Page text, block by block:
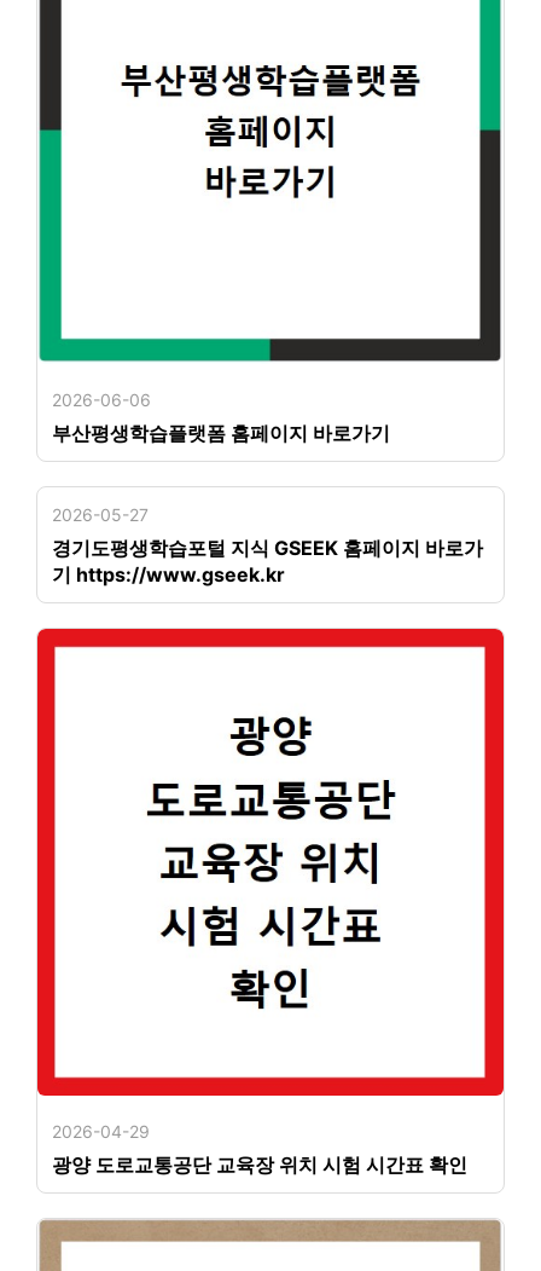
2026-06-06
부산평생학습플랫폼 홈페이지 바로가기
2026-05-27
경기도평생학습포털 지식 GSEEK 홈페이지 바로가
기 https://www.gseek.kr
2026-04-29
광양 도로교통공단 교육장 위치 시험 시간표 확인